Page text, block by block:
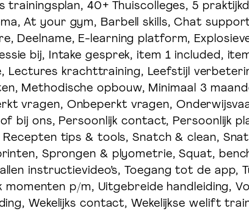
Masterclasses, courses & online
coaching
Welift.nl
trainingsplan, 40+ Thuiscolleges, 5
At your gym, Barbell skills, Chat
Deelname, E-learning platform,
bij, Intake gesprek, item 1 included,
Lectures krachttraining, Leefstijl
Methodische opbouw, Minimaal 3
vragen, Onbeperkt vragen,
bij ons, Persoonlijk contact, Persoonlijk
tips & tools, Snatch & clean,
Sprongen & plyometrie, Squat,
instructievideo’s, Toegang tot de app,
p/m, Uitgebreide handleiding,
Wekelijks contact, Wekelijkse welift